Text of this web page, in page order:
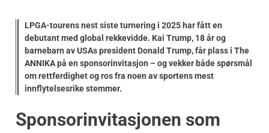
LPGA-tourens nest siste turnering i 2025 har fått en
debutant med global rekkevidde. Kai Trump, 18 år og
barnebarn av USAs president Donald Trump, får plass i The
ANNIKA på en sponsorinvitasjon – og vekker både spørsmål
om rettferdighet og ros fra noen av sportens mest
innflytelsesrike stemmer.
Sponsorinvitasjonen som